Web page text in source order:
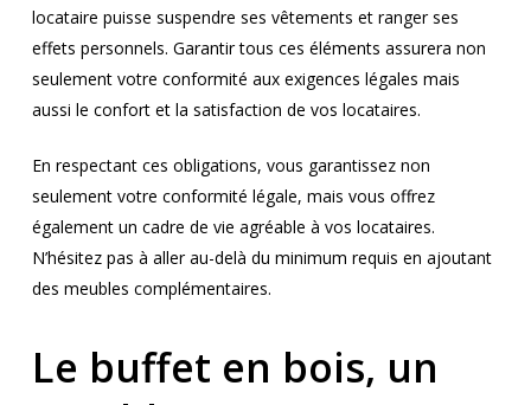
locataire puisse suspendre ses vêtements et ranger ses
effets personnels. Garantir tous ces éléments assurera non
seulement votre conformité aux exigences légales mais
aussi le confort et la satisfaction de vos locataires.
En respectant ces obligations, vous garantissez non
seulement votre conformité légale, mais vous offrez
également un cadre de vie agréable à vos locataires.
N’hésitez pas à aller au-delà du minimum requis en ajoutant
des meubles complémentaires.
Le buffet en bois, un